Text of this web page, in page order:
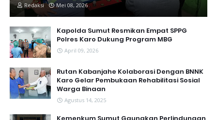
Redaksi Mei 08, 2026
Kapolda Sumut Resmikan Empat SPPG
Polres Karo Dukung Program MBG
April 09, 2026
Rutan Kabanjahe Kolaborasi Dengan BNNK
Karo Gelar Pembukaan Rehabilitasi Sosial
Warga Binaan
Agustus 14, 2025